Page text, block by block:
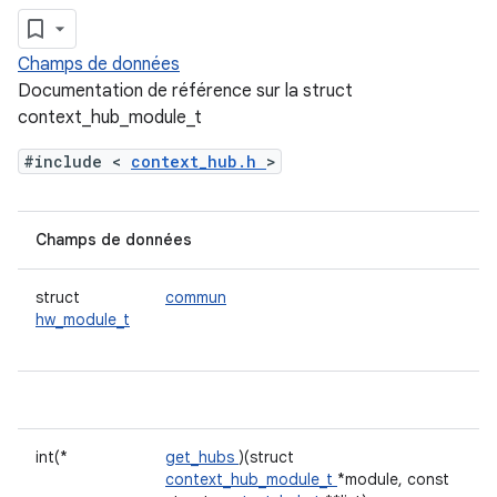
Champs de données
Documentation de référence sur la struct
context_hub_module_t
#include < context_hub.h >
Champs de données
struct
hw_module_t
commun
int(* get_hubs )(struct
context_hub_module_t *module, const